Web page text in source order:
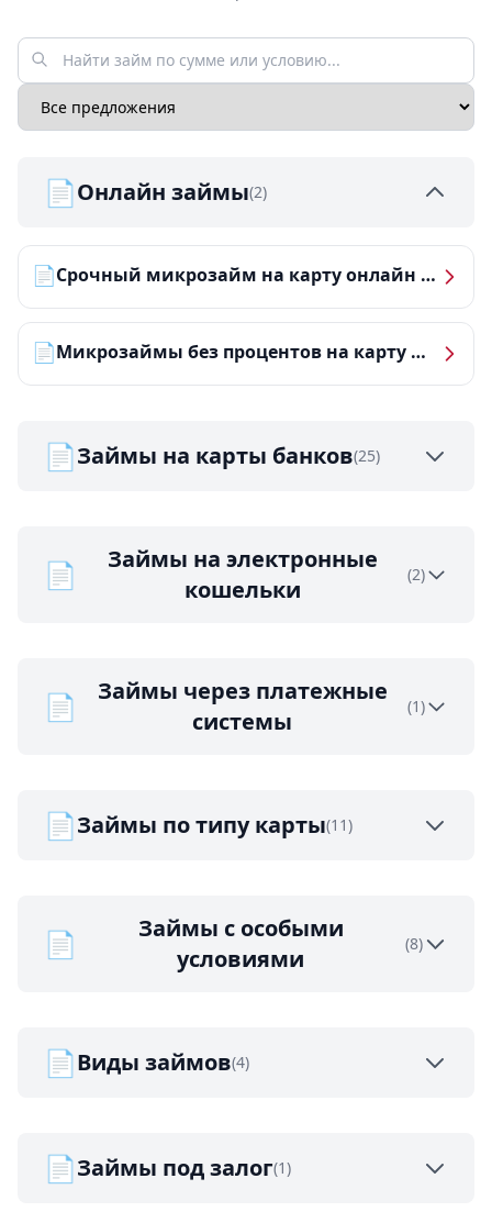
📄Онлайн займы(2)
📄 Срочный микрозайм на карту онлайн — получить деньги за 5 минут
📄 Микрозаймы без процентов на карту — ТОП-10 за 2026 год
📄Займы на карты банков(25)
📄
Займы на электронные
кошельки
(2)
📄
Займы через платежные
системы
(1)
📄Займы по типу карты(11)
📄
Займы с особыми
условиями
(8)
📄Виды займов(4)
📄Займы под залог(1)